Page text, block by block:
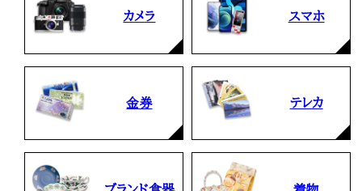
カメラ スマホ
金券 テレカ